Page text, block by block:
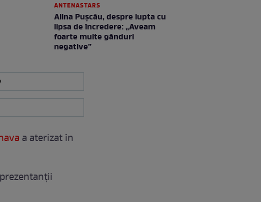
ANTENASTARS
Alina Pușcău, despre lupta cu
lipsa de încredere: „Aveam
foarte multe gânduri
negative”
a aterizat în